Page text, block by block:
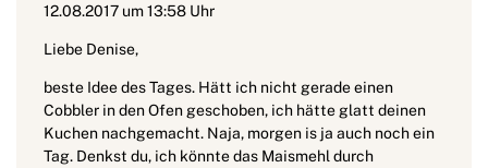
12.08.2017 um 13:58 Uhr
Liebe Denise,
beste Idee des Tages. Hätt ich nicht gerade einen
Cobbler in den Ofen geschoben, ich hätte glatt deinen
Kuchen nachgemacht. Naja, morgen is ja auch noch ein
Tag. Denkst du, ich könnte das Maismehl durch